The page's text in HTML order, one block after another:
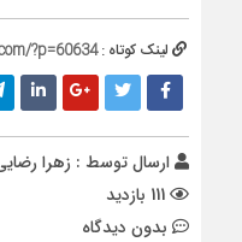
لینک کوتاه :?p=60634
ارسال توسط : زهرا
بدون دیدگاه